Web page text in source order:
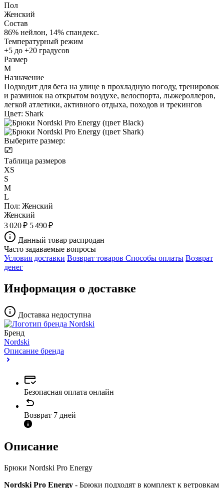
Пол
Женский
Состав
86% нейлон, 14% спандекс.
Температурный режим
+5 до +20 градусов
Размер
M
Назначение
Подходит для бега на улице в прохладную погоду, тренировок
и разминок на открытом воздухе, велоспорта, лыжероллеров,
легкой атлетики, активного отдыха, походов и трекингов
Цвет: Shark
Выберите размер:
Таблица размеров
XS
S
M
L
Пол: Женский
Женский
3 020 ₽ 5 490 ₽
Данный товар распродан
Часто задаваемые вопросы
Условия доставки Возврат товаров Способы оплаты Возврат
денег
Информация о доставке
Доставка недоступна
Бренд
Nordski
Описание бренда
Безопасная оплата онлайн
Возврат 7 дней
Описание
Брюки Nordski Pro Energy
Nordski Pro Energy - Брюки подходят в комплект к ветровкам